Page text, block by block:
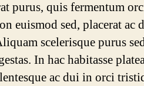
purus, quis fermentum
euismod sed, placerat ac
scelerisque purus
In hac habitasse
ac dui in orci